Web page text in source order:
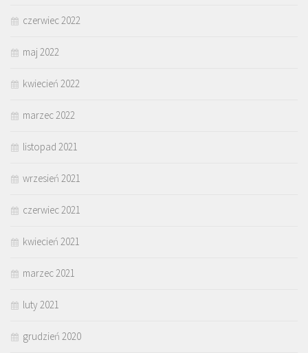
czerwiec 2022
maj 2022
kwiecień 2022
marzec 2022
listopad 2021
wrzesień 2021
czerwiec 2021
kwiecień 2021
marzec 2021
luty 2021
grudzień 2020